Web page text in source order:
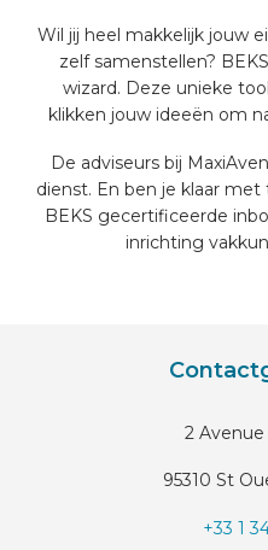
Wil jij heel makkelijk jouw
zelf samenstellen?
wizard. Deze unieke
klikken jouw ideeën om
De adviseurs bij
dienst. En ben je klaar
BEKS gecertificeerde
inrichting
2
95310 St
+33 1